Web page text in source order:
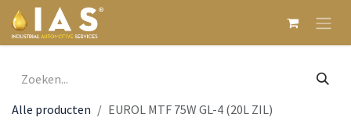
Overslaan naar inhoud
Alle producten EUROL MTF 75W GL-4 (20L ZIL)